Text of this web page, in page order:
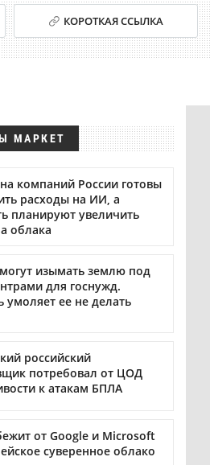
КОРОТКАЯ ССЫЛКА
МАРКЕТ
компаний России готовы
расходы на ИИ, а
планируют увеличить
облака
изымать землю под
для госнужд.
умоляет ее не делать
российский
потребовал от ЦОД
к атакам БПЛА
от Google и Microsoft
суверенное облако